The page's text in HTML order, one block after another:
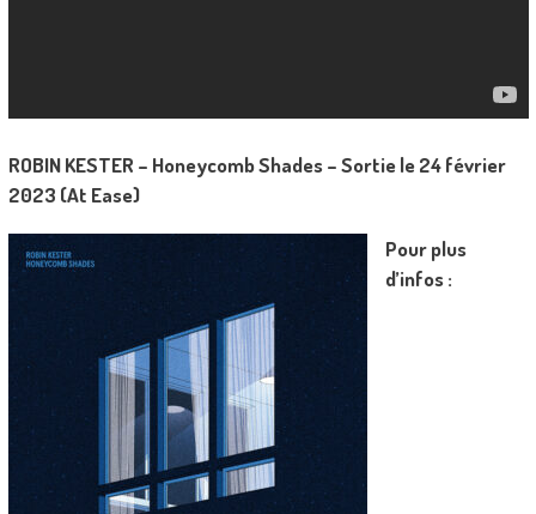
ROBIN KESTER – Honeycomb Shades – Sortie le 24 février
2023 (At Ease)
Pour plus
d’infos :